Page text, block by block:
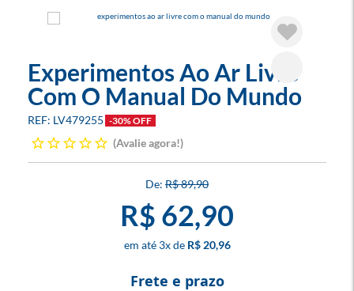
Experimentos Ao Ar Livre
Com O Manual Do Mundo
LV479255 -30% OFF
Avalie agora!
R$ 89,90
R$ 62,90
3x R$ 20,96
Frete e prazo